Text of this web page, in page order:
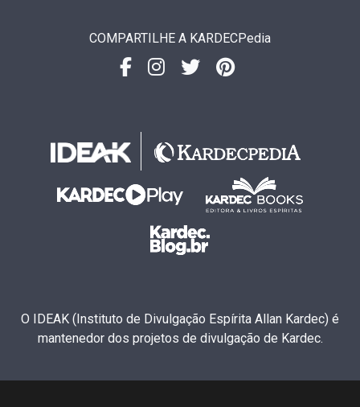
COMPARTILHE A KARDECPedia
O IDEAK (Instituto de Divulgação Espírita Allan Kardec) é
mantenedor dos projetos de divulgação de Kardec.